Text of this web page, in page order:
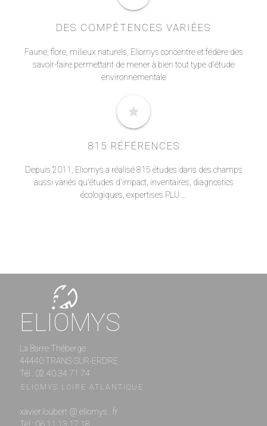
DES COMPÉTENCES VARIÉES
Faune, flore, milieux naturels, Eliomys concentre et fédère des
savoir-faire permettant de mener à bien tout type d'étude
environnementale
star
815 RÉFÉRENCES
Depuis 2011, Eliomys a réalisé 815 études dans des champs
aussi variés qu'études d'impact, inventaires, diagnostics
écologiques, expertises PLU ...
ELIOMYS
La Barre Théberge
44440 TRANS-SUR-ERDRE
Tél : 02 40 34 71 74
ELIOMYS LOIRE ATLANTIQUE
xavier.loubert @ eliomys . fr